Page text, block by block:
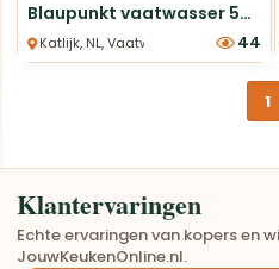
Blaupunkt vaatwasser 5VC730XA showroommodel nieuwstaat
Katlijk, NL, Vaatwasmachines44
1
Klantervaringen
Echte ervaringen van kopers en
JouwKeukenOnline.nl.